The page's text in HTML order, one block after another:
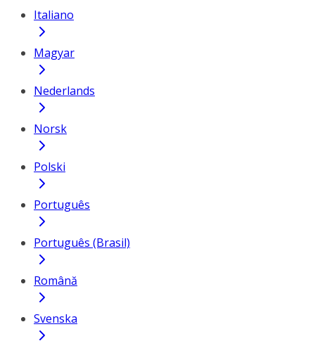
Italiano
Magyar
Nederlands
Norsk
Polski
Português
Português (Brasil)
Română
Svenska